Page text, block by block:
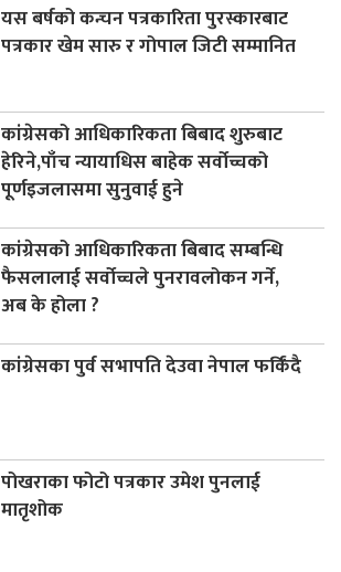
यस बर्षको कन्चन पत्रकारिता पुरस्कारबाट
पत्रकार खेम सारु र गोपाल जिटी सम्मानित
कांग्रेसको आधिकारिकता बिबाद शुरुबाट
हेरिने,पाँच न्यायाधिस बाहेक सर्वोच्चको
पूर्णइजलासमा सुनुवाई हुने
कांग्रेसको आधिकारिकता बिबाद सम्बन्धि
फैसलालाई सर्वोच्चले पुनरावलोकन गर्ने,
अब के होला ?
कांग्रेसका पुर्व सभापति देउवा नेपाल फर्किंदै
पोखराका फोटो पत्रकार उमेश पुनलाई
मातृशोक